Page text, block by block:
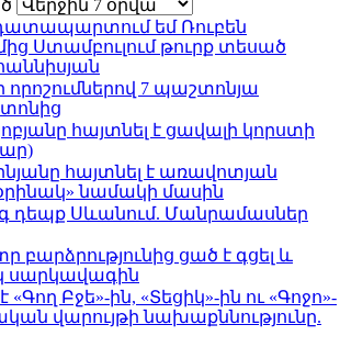
եմ Ռուբեն
Ստամբուլում թուրք տեսած
որոշումներով 7 պաշտոնյա
հայտնել է ցավալի կորստի
հայտնել է առավոտյան
նամակի մասին
դեպք Սևանում. Մանրամասներ
բարձրությունից ցած է գցել և
սարկավագին
«Գող Բջե»-ին, «Տեցիկ»-ին ու «Գոջո»-
վարույթի նախաքննությունը.